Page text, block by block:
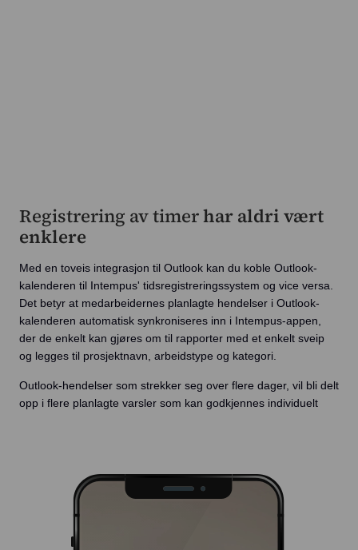
Registrering av timerhar aldri vært
enklere
Med en toveis integrasjon til Outlook kan du koble Outlook-
kalenderen til Intempus' tidsregistreringssystem og vice versa.
Det betyr at medarbeidernes planlagte hendelser i Outlook-
kalenderen automatisk synkroniseres inn i Intempus-appen,
der de enkelt kan gjøres om til rapporter med et enkelt sveip
og legges til prosjektnavn, arbeidstype og kategori.
Outlook-hendelser som strekker seg over flere dager, vil bli delt
opp i flere planlagte varsler som kan godkjennes individuelt